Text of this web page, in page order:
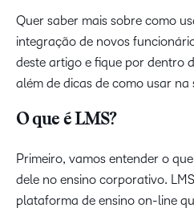
Quer saber mais sobre como
integração de novos
deste artigo e fique por dentro
além de dicas de como usar na
O que é LMS?
Primeiro, vamos entender o
dele no ensino corporativo.
plataforma de ensino on-line